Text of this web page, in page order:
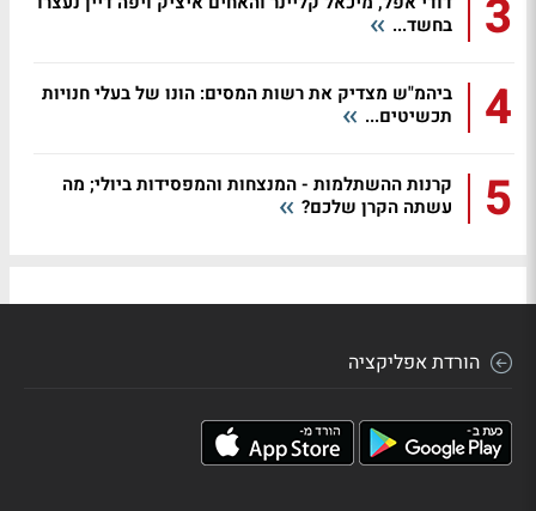
3
בחשד...
4
ביהמ"ש מצדיק את רשות המסים: הונו של בעלי חנויות
תכשיטים...
5
קרנות ההשתלמות - המנצחות והמפסידות ביולי; מה
עשתה הקרן שלכם?
הורדת אפליקציה